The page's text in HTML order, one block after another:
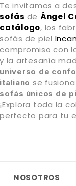
Te invitamos a
sofás de Ángel
catálogo, los
sofás de piel
compromiso con
y la artesanía
universo de
italiano se
sofás únicos de
¡Explora toda la
perfecto para tu
NOSOTROS